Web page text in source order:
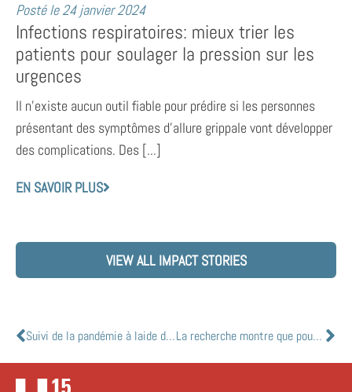
Posté le24 janvier 2024
Infections respiratoires: mieux trier les
patients pour soulager la pression sur les
urgences
Il n’existe aucun outil fiable pour prédire si les personnes
présentant des symptômes d’allure grippale vont développer
des complications. Des [...]
EN SAVOIR PLUS
VIEW ALL IMPACT STORIES
Suivi de la pandémie à laide des eaux usées: il nest pas trop tard La recherche montre que pour les personnes de plus de 50 ans, même la COVID-19 « légère » peut entraîner des problèmes de mobilité